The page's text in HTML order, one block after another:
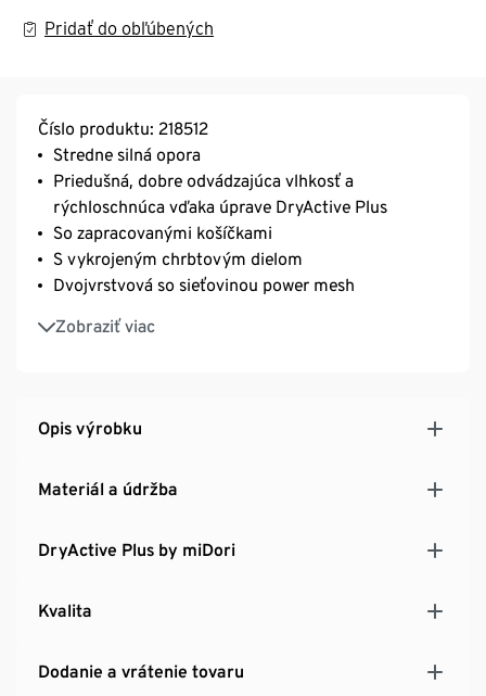
Pridať do obľúbených
Číslo produktu: 218512
Stredne silná opora
Priedušná, dobre odvádzajúca vlhkosť a
rýchloschnúca vďaka úprave DryActive Plus
So zapracovanými košíčkami
S vykrojeným chrbtovým dielom
Dvojvrstvová so sieťovinou power mesh
Zobraziť viac
Optimálne drží vďaka širokej gume pod prsiami
padnú a výborne sa nosia
Opis výrobku
Materiál a údržba
DryActive Plus by miDori
Kvalita
Dodanie a vrátenie tovaru